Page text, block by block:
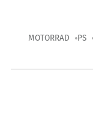
MOTORRAD PS